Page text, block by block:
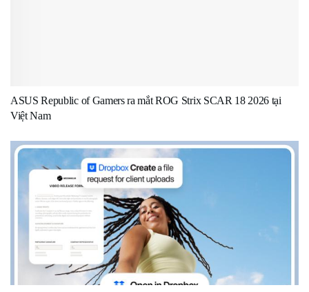
ASUS Republic of Gamers ra mắt ROG Strix SCAR 18 2026 tại
Việt Nam